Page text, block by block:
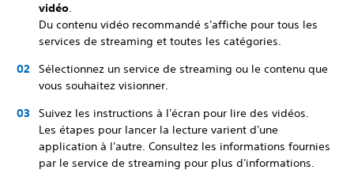
vidéo.
Du contenu vidéo recommandé s'affiche pour tous les
services de streaming et toutes les catégories.
Sélectionnez un service de streaming ou le contenu que
vous souhaitez visionner.
Suivez les instructions à l'écran pour lire des vidéos.
Les étapes pour lancer la lecture varient d'une
application à l'autre. Consultez les informations fournies
par le service de streaming pour plus d'informations.